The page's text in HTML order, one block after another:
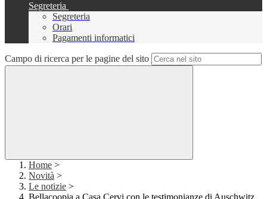
Segreteria
Segreteria
Orari
Pagamenti informatici
Campo di ricerca per le pagine del sito
Home >
Novità >
Le notizie >